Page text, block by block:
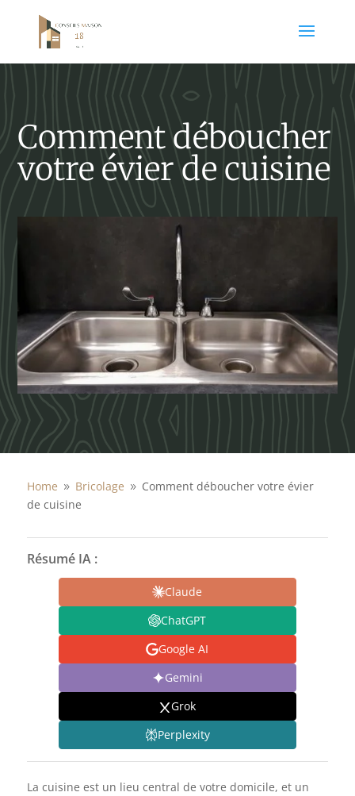
Comment déboucher
votre évier de cuisine
Home 9 Bricolage 9 Comment déboucher votre évier
de cuisine
Résumé IA :
Claude
ChatGPT
Google AI
Gemini
Grok
Perplexity
La cuisine est un lieu central de votre domicile, et un